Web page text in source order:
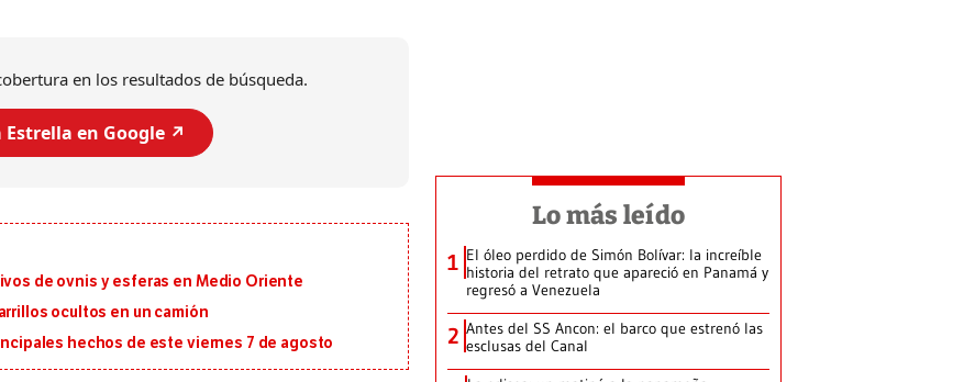
en los resultados de búsqueda.
Estrella en Google ↗️
de ovnis y esferas en Medio Oriente
ocultos en un camión
hechos de este viernes 7 de agosto
Lo más leído
1 El óleo perdido de Simón Bolívar: la increíble
historia del retrato que apareció en Panamá y
regresó a Venezuela
2 Antes del SS Ancon: el barco que estrenó las
esclusas del Canal